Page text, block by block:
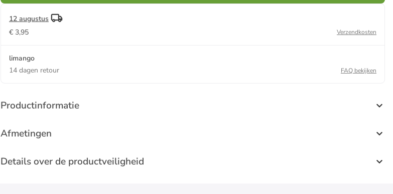
12 augustus
€ 3,95
Verzendkosten
limango
14 dagen retour
FAQ bekijken
Productinformatie
Afmetingen
Details over de productveiligheid